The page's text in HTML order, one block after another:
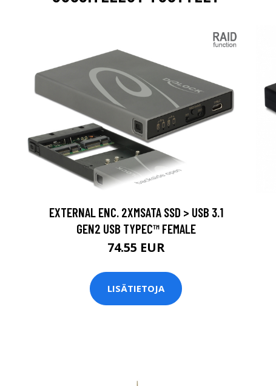
EXTERNAL ENC. 2XMSATA SSD > USB 3.1
GEN2 USB TYPEC™ FEMALE
74.55 EUR
LISÄTIETOJA